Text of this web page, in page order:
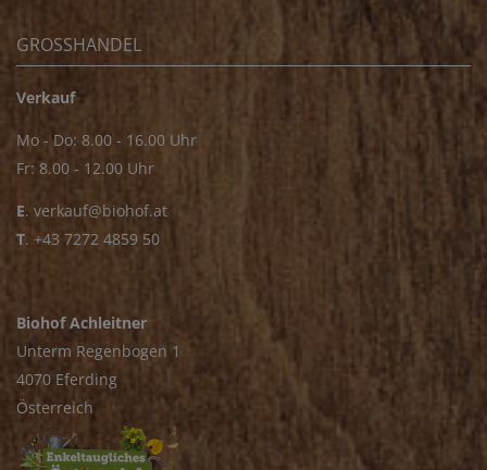
GROSSHANDEL
Verkauf
Mo - Do: 8.00 - 16.00 Uhr
Fr: 8.00 - 12.00 Uhr
E. verkauf@biohof.at
T. +43 7272 4859 50
Biohof Achleitner
Unterm Regenbogen 1
4070 Eferding
Österreich